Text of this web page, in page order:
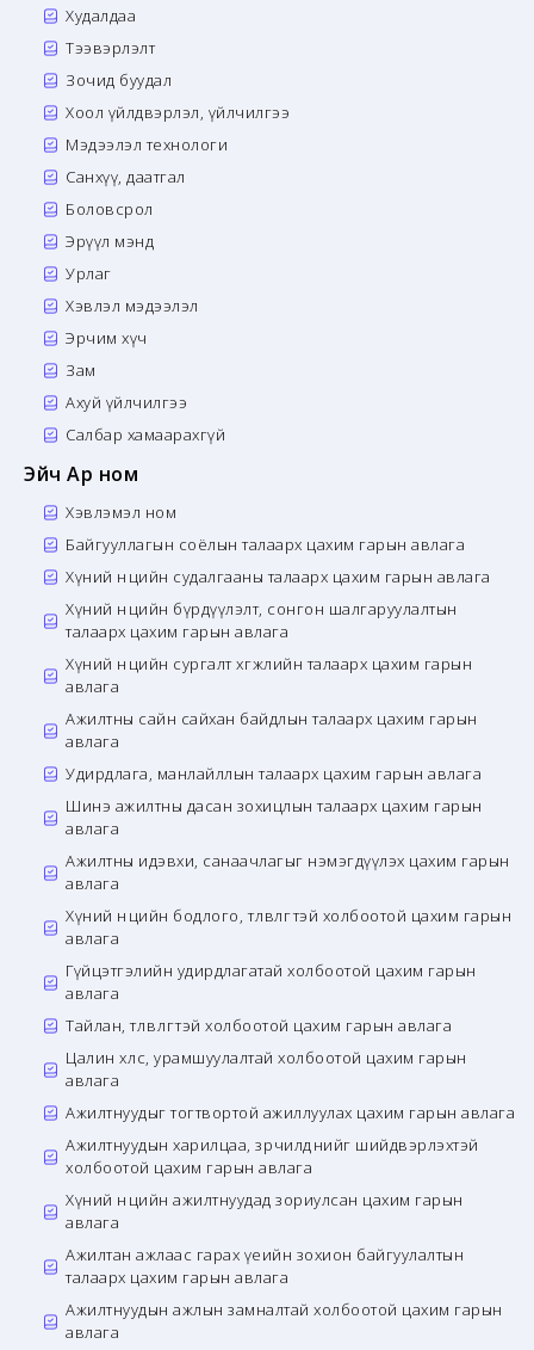
Худалдаа
Тээвэрлэлт
Зочид буудал
Хоол үйлдвэрлэл, үйлчилгээ
Мэдээлэл технологи
Санхүү, даатгал
Боловсрол
Эрүүл мэнд
Урлаг
Хэвлэл мэдээлэл
Эрчим хүч
Зам
Ахуй үйлчилгээ
Салбар хамаарахгүй
Эйч Ар ном
Хэвлэмэл ном
Байгууллагын соёлын талаарх цахим гарын авлага
Хүний нөөцийн судалгааны талаарх цахим гарын авлага
Хүний нөөцийн бүрдүүлэлт, сонгон шалгаруулалтын
талаарх цахим гарын авлага
Хүний нөөцийн сургалт хөгжлийн талаарх цахим гарын
авлага
Ажилтны сайн сайхан байдлын талаарх цахим гарын
авлага
Удирдлага, манлайллын талаарх цахим гарын авлага
Шинэ ажилтны дасан зохицлын талаарх цахим гарын
авлага
Ажилтны идэвхи, санаачлагыг нэмэгдүүлэх цахим гарын
авлага
Хүний нөөцийн бодлого, төлөвлөгөөтэй холбоотой цахим гарын
авлага
Гүйцэтгэлийн удирдлагатай холбоотой цахим гарын
авлага
Тайлан, төлөвлөгөөтэй холбоотой цахим гарын авлага
Цалин хөлс, урамшуулалтай холбоотой цахим гарын
авлага
Ажилтнуудыг тогтвортой ажиллуулах цахим гарын авлага
Ажилтнуудын харилцаа, зөрчилдөөнийг шийдвэрлэхтэй
холбоотой цахим гарын авлага
Хүний нөөцийн ажилтнуудад зориулсан цахим гарын
авлага
Ажилтан ажлаас гарах үеийн зохион байгуулалтын
талаарх цахим гарын авлага
Ажилтнуудын ажлын замналтай холбоотой цахим гарын
авлага